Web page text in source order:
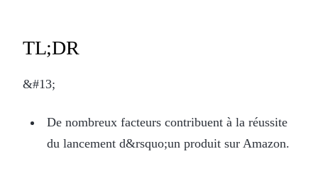
TL;DR
&#13;
De nombreux facteurs contribuent à la réussite
du lancement d&rsquo;un produit sur Amazon.